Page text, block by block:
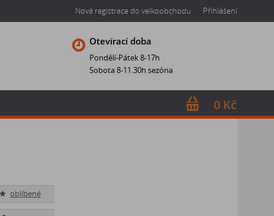
Nová registrace do velkoobchodu Přihlášení
Otevírací doba
Pondělí-Pátek 8-17h
Sobota 8-11.30h sezóna
0 Kč
oblíbené